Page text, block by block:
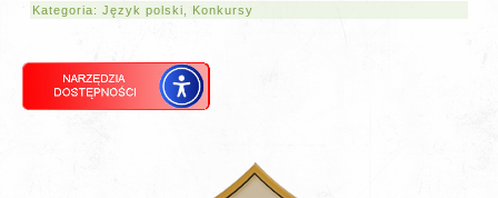
Kategoria:Język polski Konkursy